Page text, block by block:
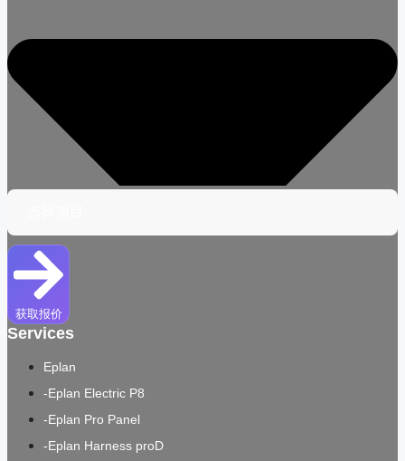
获取报价
Services
Eplan
-Eplan Electric P8
-Eplan Pro Panel
-Eplan Harness proD